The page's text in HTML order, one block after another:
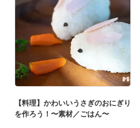
【料理】かわいいうさぎのおにぎり
を作ろう！〜素材／ごはん〜